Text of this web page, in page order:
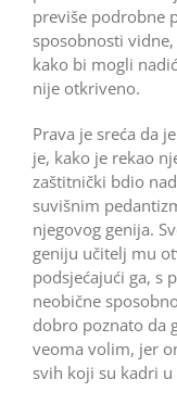
previše podrobne
sposobnosti
kako bi mogli
nije otkriveno.
Prava je sreća da
je, kako je rekao
zaštitnički bdio
suvišnim
njegovog genija.
geniju učitelj mu
podsjećajući ga, s
neobične
dobro poznato da
veoma volim, jer
svih koji su kadri